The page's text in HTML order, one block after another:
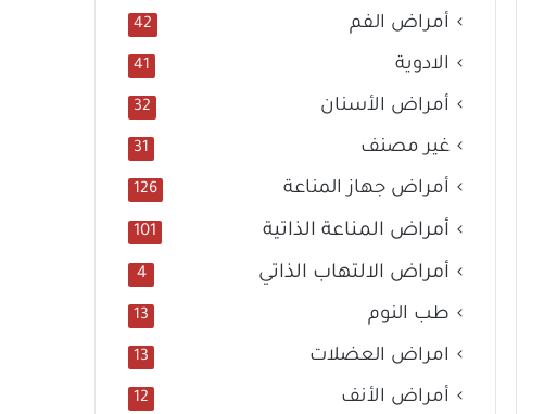
أمراض الفم 42
الادوية 41
أمراض الأسنان 32
غير مصنف 31
أمراض جهاز المناعة 126
أمراض المناعة الذاتية 101
أمراض الالتهاب الذاتي 4
طب النوم 13
امراض العضلات 13
أمراض الأنف 12